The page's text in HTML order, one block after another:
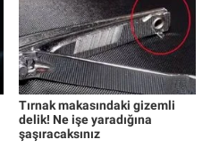
Tırnak makasındaki gizemli
delik! Ne işe yaradığına
şaşıracaksınız